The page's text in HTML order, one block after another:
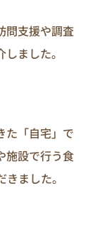
問支援や調査
ました。
た「自宅」で
施設で行う食
ました。